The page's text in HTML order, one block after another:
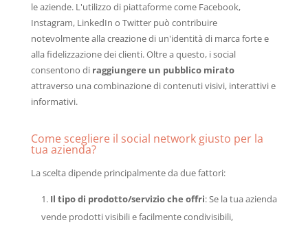
le aziende. L'utilizzo di piattaforme come Facebook,
Instagram, LinkedIn o Twitter può contribuire
notevolmente alla creazione di un'identità di marca forte e
alla fidelizzazione dei clienti. Oltre a questo, i social
consentono di raggiungere un pubblico mirato
attraverso una combinazione di contenuti visivi, interattivi e
informativi.
Come scegliere il social network giusto per la
tua azienda?
La scelta dipende principalmente da due fattori:
Il tipo di prodotto/servizio che offri: Se la tua azienda
vende prodotti visibili e facilmente condivisibili,